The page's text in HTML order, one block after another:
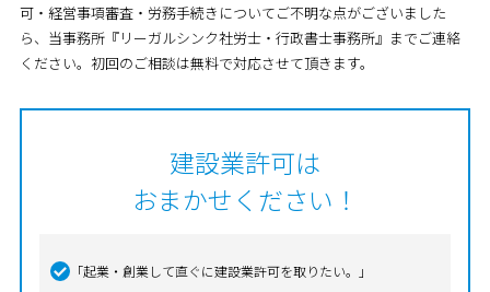
可・経営事項審査・労務手続きについてご不明な点がございました
ら、当事務所『リーガルシンク社労士・行政書士事務所』までご連絡
ください。初回のご相談は無料で対応させて頂きます。
建設業許可は
おまかせください！
「起業・創業して直ぐに建設業許可を取りたい。」